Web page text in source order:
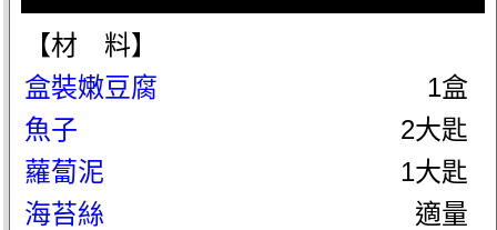
【材 料】
盒裝嫩豆腐
1盒
魚子
2大匙
蘿蔔泥
1大匙
海苔絲
適量